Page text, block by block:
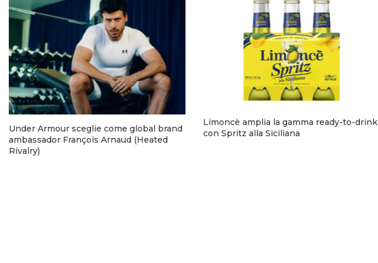
Under Armour sceglie come global brand
ambassador François Arnaud (Heated
Rivalry)
Limoncè amplia la gamma ready-to-drink
con Spritz alla Siciliana